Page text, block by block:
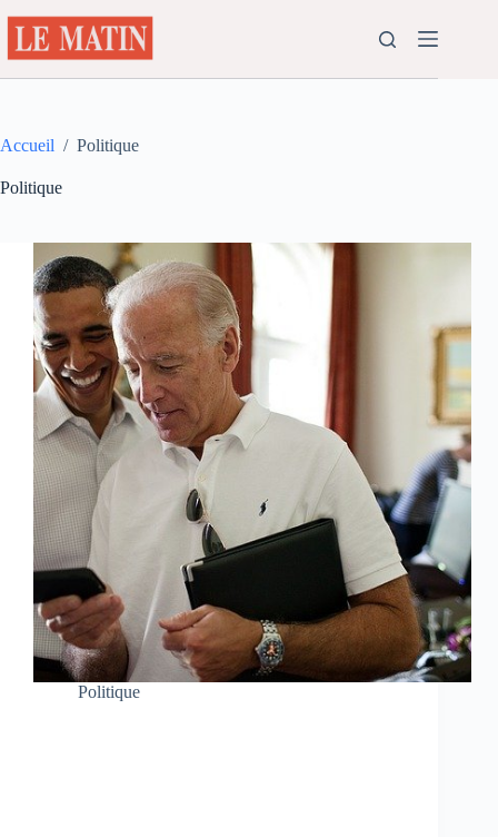
au
contenu
Accueil / Politique
Politique
Politique